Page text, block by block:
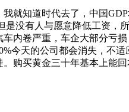
就知道时代去了，中国
没有人与愿意降低工资，
内卷严重，车企大部分亏
今天的公司都会消失，不
购买黄金三十年基本上能